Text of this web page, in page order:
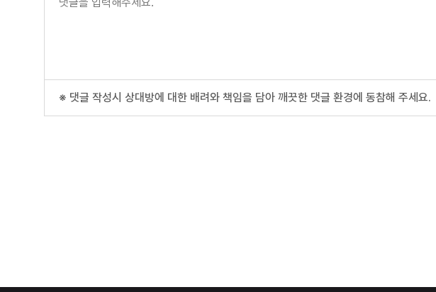
※ 댓글 작성시 상대방에 대한 배려와 책임을 담아 깨끗한 댓글 환경에 동참해 주세요.